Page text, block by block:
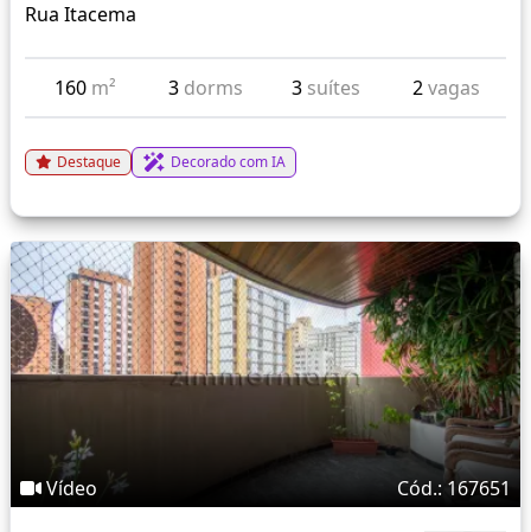
Rua Itacema
160 m² 3 dorms 3 suítes 2vagas
Destaque Decorado com IA
Vídeo Cód.: 167651